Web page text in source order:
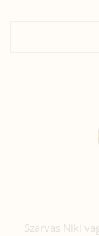
Szarvas Niki